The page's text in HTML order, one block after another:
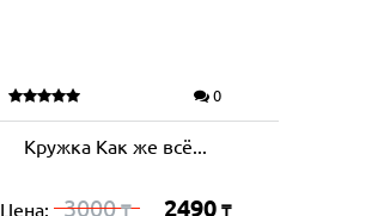
0
Кружка Как же всё...
Цена: 3000₸ 2490 ₸